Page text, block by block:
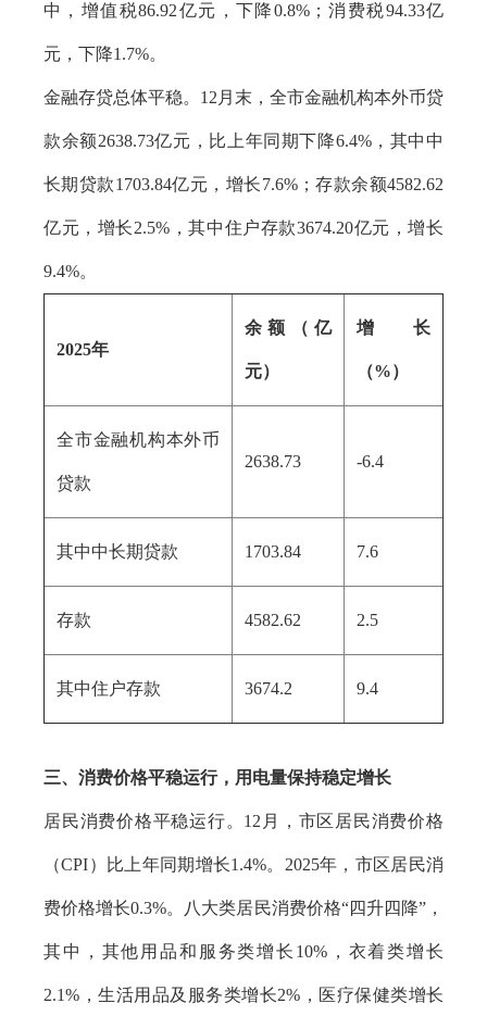
中，增值税86.92亿元，下降0.8%；消费税94.33亿
元，下降1.7%。
金融存贷总体平稳。12月末，全市金融机构本外币贷
款余额2638.73亿元，比上年同期下降6.4%，其中中
长期贷款1703.84亿元，增长7.6%；存款余额4582.62
亿元，增长2.5%，其中住户存款3674.20亿元，增长
9.4%。
2025年
余额（亿
元）
增长
（%）
全市金融机构本外币
贷款
2638.73 -6.4
其中中长期贷款 1703.84 7.6
存款 4582.62 2.5
其中住户存款 3674.2 9.4
三、消费价格平稳运行，用电量保持稳定增长
居民消费价格平稳运行。12月，市区居民消费价格
（CPI）比上年同期增长1.4%。2025年，市区居民消
费价格增长0.3%。八大类居民消费价格“四升四降”，
其中，其他用品和服务类增长10%，衣着类增长
2.1%，生活用品及服务类增长2%，医疗保健类增长